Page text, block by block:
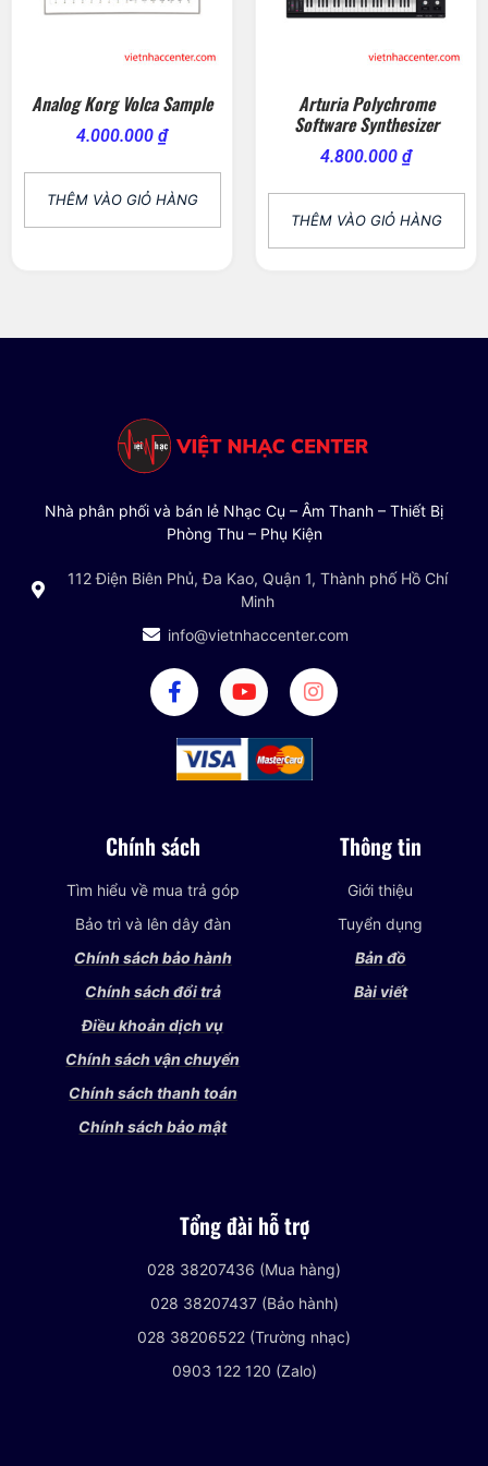
Analog Korg Volca Sample
4.000.000 ₫
THÊM VÀO GIỎ HÀNG
Arturia Polychrome
Software Synthesizer
4.800.000 ₫
THÊM VÀO GIỎ HÀNG
Nhà phân phối và bán lẻ Nhạc Cụ – Âm Thanh – Thiết Bị
Phòng Thu – Phụ Kiện
112 Điện Biên Phủ, Đa Kao, Quận 1, Thành phố Hồ Chí
Minh
info@vietnhaccenter.com
Chính sách
Tìm hiểu về mua trả góp
Bảo trì và lên dây đàn
Chính sách bảo hành
Chính sách đổi trả
Điều khoản dịch vụ
Chính sách vận chuyển
Chính sách thanh toán
Chính sách bảo mật
Thông tin
Giới thiệu
Tuyển dụng
Bản đồ
Bài viết
Tổng đài hỗ trợ
028 38207436 (Mua hàng)
028 38207437 (Bảo hành)
028 38206522 (Trường nhạc)
0903 122 120 (Zalo)